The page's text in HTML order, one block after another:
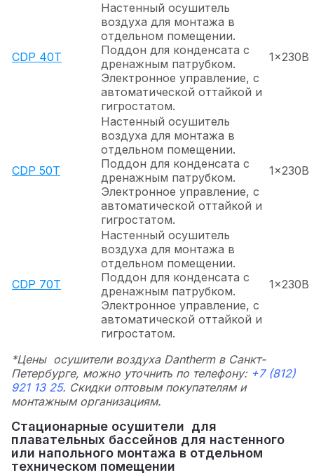
CDP 40T
Настенный осушитель
воздуха для монтажа в
отдельном помещении.
Поддон для конденсата с
дренажным патрубком.
Электронное управление, с
автоматической оттайкой и
гигростатом.
1x230В
CDP 50T
Настенный осушитель
воздуха для монтажа в
отдельном помещении.
Поддон для конденсата с
дренажным патрубком.
Электронное управление, с
автоматической оттайкой и
гигростатом.
1x230В
CDP 70T
Настенный осушитель
воздуха для монтажа в
отдельном помещении.
Поддон для конденсата с
дренажным патрубком.
Электронное управление, с
автоматической оттайкой и
гигростатом.
1x230В
*Цены осушители воздуха Dantherm в Санкт-
Петербурге, можно уточнить по телефону: +7 (812)
921 13 25. Скидки оптовым покупателям и
монтажным организациям.
Cтационарные осушители для
плавательных бассейнов для настенного
или напольного монтажа в отдельном
техническом помещении